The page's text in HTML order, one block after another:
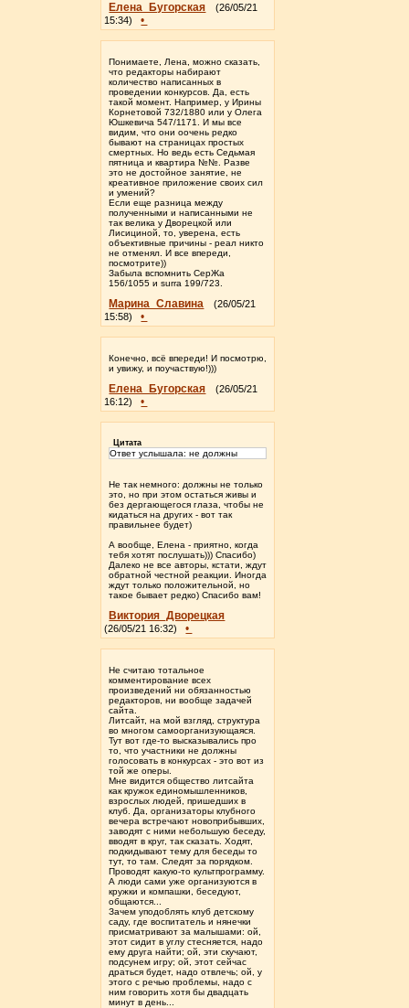
Елена_Бугорская
(26/05/21
15:34)
•
Понимаете, Лена, можно сказать,
что редакторы набирают
количество написанных в
проведении конкурсов. Да, есть
такой момент. Например, у Ирины
Корнетовой 732/1880 или у Олега
Юшкевича 547/1171. И мы все
видим, что они оочень редко
бывают на страницах простых
смертных. Но ведь есть Седьмая
пятница и квартира №№. Разве
это не достойное занятие, не
креативное приложение своих сил
и умений?
Если еще разница между
полученными и написанными не
так велика у Дворецкой или
Лисициной, то, уверена, есть
объективные причины - реал никто
не отменял. И все впереди,
посмотрите))
Забыла вспомнить СерЖа
156/1055 и surra 199/723.
Марина_Славина
(26/05/21
15:58)
•
Конечно, всё впереди! И посмотрю,
и увижу, и поучаствую!)))
Елена_Бугорская
(26/05/21
16:12)
•
Цитата
Ответ услышала: не должны
Не так немного: должны не только
это, но при этом остаться живы и
без дергающегося глаза, чтобы не
кидаться на других - вот так
правильнее будет)
А вообще, Елена - приятно, когда
тебя хотят послушать))) Спасибо)
Далеко не все авторы, кстати, ждут
обратной честной реакции. Иногда
ждут только положительной, но
такое бывает редко) Спасибо вам!
Виктория_Дворецкая
(26/05/21 16:32) •
Не считаю тотальное
комментирование всех
произведений ни обязанностью
редакторов, ни вообще задачей
сайта.
Литсайт, на мой взгляд, структура
во многом самоорганизующаяся.
Тут вот где-то высказывались про
то, что участники не должны
голосовать в конкурсах - это вот из
той же оперы.
Мне видится общество литсайта
как кружок единомышленников,
взрослых людей, пришедших в
клуб. Да, организаторы клубного
вечера встречают новоприбывших,
заводят с ними небольшую беседу,
вводят в круг, так сказать. Ходят,
подкидывают тему для беседы то
тут, то там. Следят за порядком.
Проводят какую-то культпрограмму.
А люди сами уже организуются в
кружки и компашки, беседуют,
общаются...
Зачем уподоблять клуб детскому
саду, где воспитатель и нянечки
присматривают за малышами: ой,
этот сидит в углу стесняется, надо
ему друга найти; ой, эти скучают,
подсунем игру; ой, этот сейчас
драться будет, надо отвлечь; ой, у
этого с речью проблемы, надо с
ним говорить хотя бы двадцать
минут в день...